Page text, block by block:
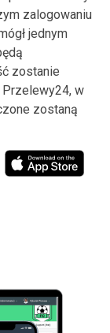
zalogowaniu
jednym
zostanie
w
zostaną